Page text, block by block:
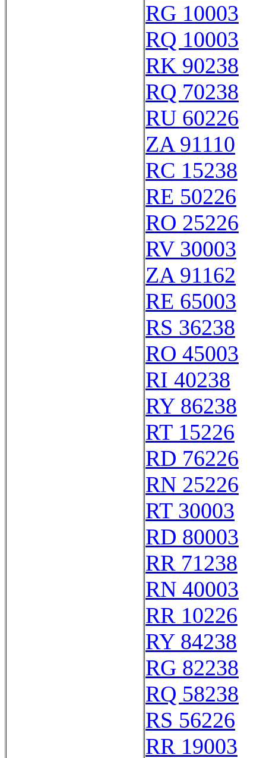
RG 10003
RQ 10003
RK 90238
RQ 70238
RU 60226
ZA 91110
RC 15238
RE 50226
RO 25226
RV 30003
ZA 91162
RE 65003
RS 36238
RO 45003
RI 40238
RY 86238
RT 15226
RD 76226
RN 25226
RT 30003
RD 80003
RR 71238
RN 40003
RR 10226
RY 84238
RG 82238
RQ 58238
RS 56226
RR 19003